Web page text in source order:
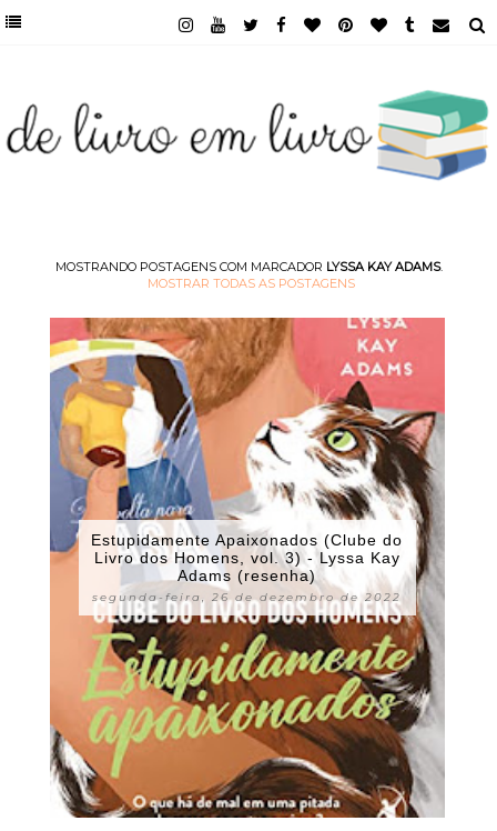
MOSTRANDO POSTAGENS COM MARCADOR LYSSA KAY ADAMS.
MOSTRAR TODAS AS POSTAGENS
Estupidamente Apaixonados (Clube do
Livro dos Homens, vol. 3) - Lyssa Kay
Adams (resenha)
segunda-feira, 26 de dezembro de 2022